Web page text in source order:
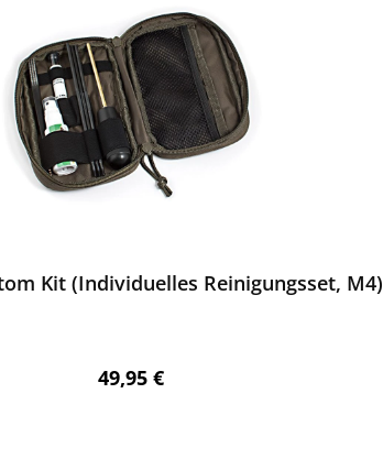
Kit (Individuelles Reinigungsset, M4)
Regulärer Preis:
49,95 €